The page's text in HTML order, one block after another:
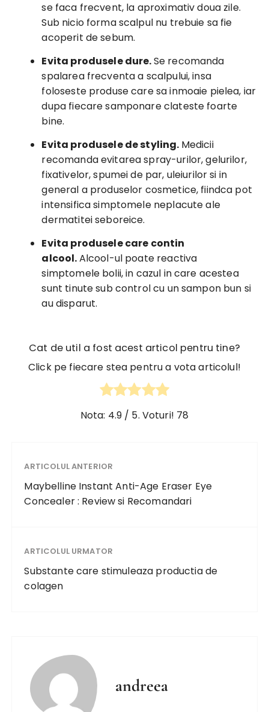
se faca frecvent, la aproximativ doua zile.
Sub nicio forma scalpul nu trebuie sa fie
acoperit de sebum.
Evita produsele dure.Se recomanda
spalarea frecventa a scalpului, insa
foloseste produse care sa inmoaie pielea, iar
dupa fiecare samponare clateste foarte
bine.
Evita produsele de styling. Medicii
recomanda evitarea spray-urilor, gelurilor,
fixativelor, spumei de par, uleiurilor si in
general a produselor cosmetice, fiindca pot
intensifica simptomele neplacute ale
dermatitei seboreice.
Evita produsele care contin
alcool.Alcool-ul poate reactiva
simptomele bolii, in cazul in care acestea
sunt tinute sub control cu un sampon bun si
au disparut.
Cat de util a fost acest articol pentru tine?
Click pe fiecare stea pentru a vota articolul!
Nota: 4.9/ 5. Voturi! 78
ARTICOLUL ANTERIOR
Maybelline Instant Anti-Age Eraser Eye
Concealer : Review si Recomandari
ARTICOLUL URMATOR
Substante care stimuleaza productia de
colagen
andreea